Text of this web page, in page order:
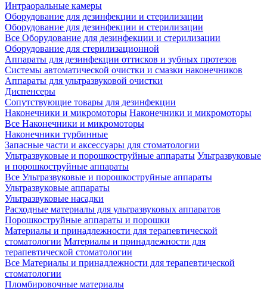
Интраоральные камеры
Оборудование для дезинфекции и стерилизации
Оборудование для дезинфекции и стерилизации
Все Оборудование для дезинфекции и стерилизации
Оборудование для стерилизационной
Аппараты для дезинфекции оттисков и зубных протезов
Системы автоматической очистки и смазки наконечников
Аппараты для ультразвуковой очистки
Диспенсеры
Сопутствующие товары для дезинфекции
Наконечники и микромоторы Наконечники и микромоторы
Все Наконечники и микромоторы
Наконечники турбинные
Запасные части и аксессуары для стоматологии
Ультразвуковые и порошкоструйные аппараты Ультразвуковые
и порошкоструйные аппараты
Все Ультразвуковые и порошкоструйные аппараты
Ультразвуковые аппараты
Ультразвуковые насадки
Расходные материалы для ультразвуковых аппаратов
Порошкоструйные аппараты и порошки
Материалы и принадлежности для терапевтической
стоматологии Материалы и принадлежности для
терапевтической стоматологии
Все Материалы и принадлежности для терапевтической
стоматологии
Пломбировочные материалы